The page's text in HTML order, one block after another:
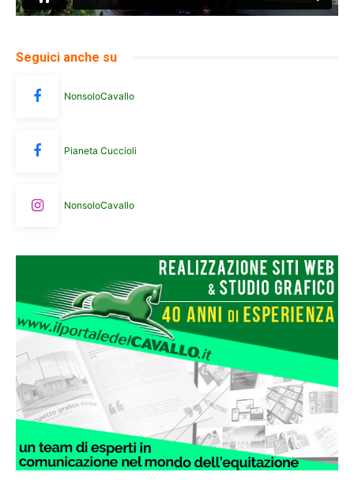
Seguici anche su
NonsoloCavallo
Pianeta Cuccioli
NonsoloCavallo